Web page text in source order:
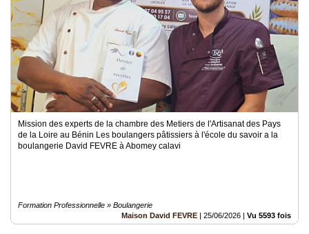
Mission des experts de la chambre des Metiers de l'Artisanat des Pays
de la Loire au Bénin Les boulangers pâtissiers à l'école du savoir a la
boulangerie David FEVRE à Abomey calavi
Formation Professionnelle » Boulangerie
Maison David FEVRE | 25/06/2026 | Vu 5593 fois